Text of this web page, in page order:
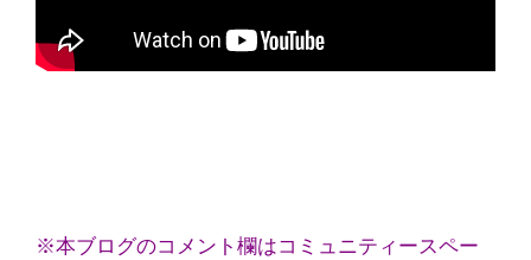
※本ブログのコメント欄はコミュニティースペー